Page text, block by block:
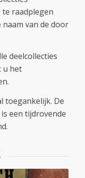
te raadplegen
van de door
deelcollecties
u het
toegankelijk. De
een tijdrovende